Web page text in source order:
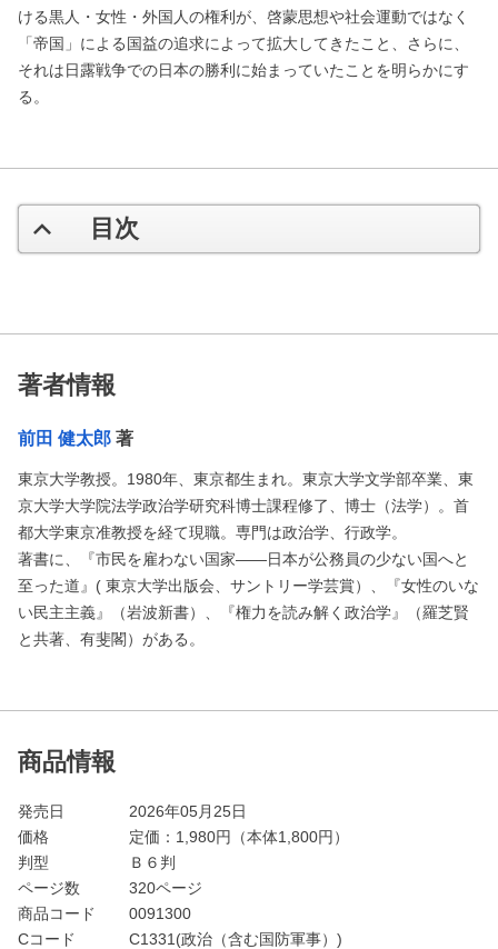
ける黒人・女性・外国人の権利が、啓蒙思想や社会運動ではなく
「帝国」による国益の追求によって拡大してきたこと、さらに、
それは日露戦争での日本の勝利に始まっていたことを明らかにす
る。
目次
著者情報
前田 健太郎 著
東京大学教授。1980年、東京都生まれ。東京大学文学部卒業、東
京大学大学院法学政治学研究科博士課程修了、博士（法学）。首
都大学東京准教授を経て現職。専門は政治学、行政学。
著書に、『市民を雇わない国家――日本が公務員の少ない国へと
至った道』( 東京大学出版会、サントリー学芸賞）、『女性のいな
い民主主義』（岩波新書）、『権力を読み解く政治学』（羅芝賢
と共著、有斐閣）がある。
商品情報
発売日
2026年05月25日
価格
定価： 1,980円（本体1,800円）
判型
Ｂ６判
ページ数
320ページ
商品コード
0091300
Cコード
C1331(政治（含む国防軍事）)